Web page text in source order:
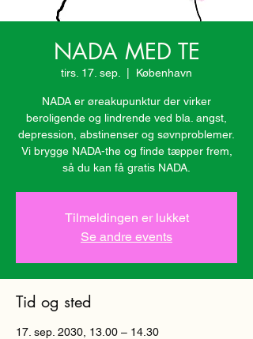
NADA MED TE
tirs. 17. sep. København
NADA er øreakupunktur der virker
beroligende og lindrende ved bla. angst,
depression, abstinenser og søvnproblemer.
Vi brygge NADA-the og finde tæpper frem,
så du kan få gratis NADA.
Tilmeldingen er lukket
Se andre events
Tid og sted
17. sep. 2030, 13.00 – 14.30